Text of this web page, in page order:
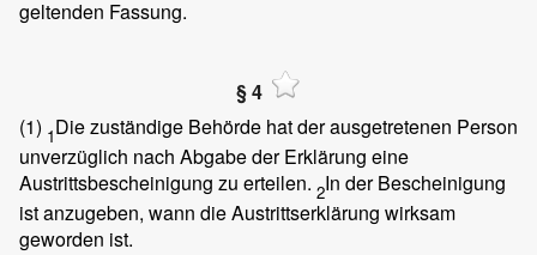
geltenden Fassung.
§ 4
(1) 1Die zuständige Behörde hat der ausgetretenen Person
unverzüglich nach Abgabe der Erklärung eine
Austrittsbescheinigung zu erteilen. 2In der Bescheinigung
ist anzugeben, wann die Austrittserklärung wirksam
geworden ist.